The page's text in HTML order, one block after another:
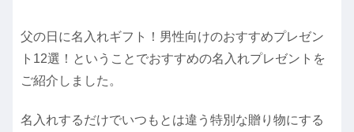
父の日に名入れギフト！男性向けのおすすめプレゼン
ト12選！ということでおすすめの名入れプレゼントを
ご紹介しました。
名入れするだけでいつもとは違う特別な贈り物にする